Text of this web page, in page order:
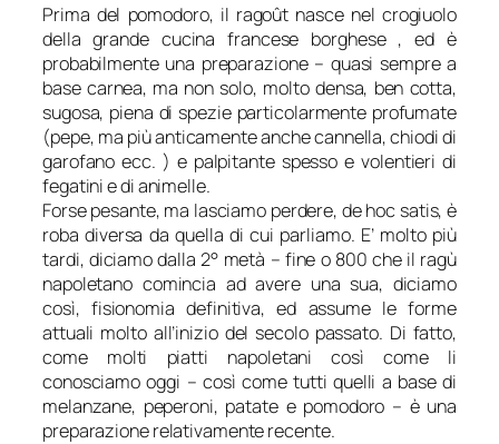
Prima del pomodoro, il ragoût nasce nel crogiuolo
della grande cucina francese borghese , ed è
probabilmente una preparazione – quasi sempre a
base carnea, ma non solo, molto densa, ben cotta,
sugosa, piena di spezie particolarmente profumate
(pepe, ma più anticamente anche cannella, chiodi di
garofano ecc. ) e palpitante spesso e volentieri di
fegatini e di animelle.
Forse pesante, ma lasciamo perdere, de hoc satis, è
roba diversa da quella di cui parliamo. E’ molto più
tardi, diciamo dalla 2° metà – fine o 800 che il ragù
napoletano comincia ad avere una sua, diciamo
così, fisionomia definitiva, ed assume le forme
attuali molto all’inizio del secolo passato. Di fatto,
come molti piatti napoletani così come li
conosciamo oggi – così come tutti quelli a base di
melanzane, peperoni, patate e pomodoro – è una
preparazione relativamente recente.